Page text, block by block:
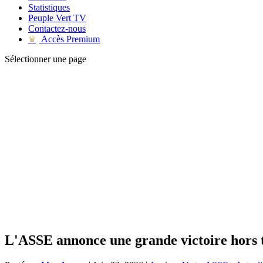
Statistiques
Peuple Vert TV
Contactez-nous
♛
Accès Premium
Sélectionner une page
L'ASSE annonce une grande victoire